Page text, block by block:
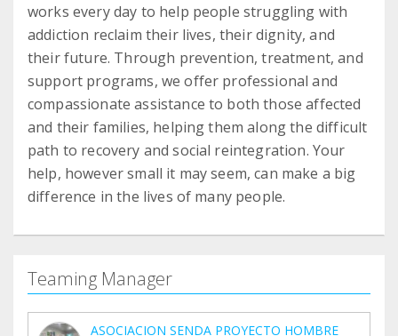
works every day to help people struggling with
addiction reclaim their lives, their dignity, and
their future. Through prevention, treatment, and
support programs, we offer professional and
compassionate assistance to both those affected
and their families, helping them along the difficult
path to recovery and social reintegration. Your
help, however small it may seem, can make a big
difference in the lives of many people.
Teaming Manager
ASOCIACION SENDA PROYECTO HOMBRE